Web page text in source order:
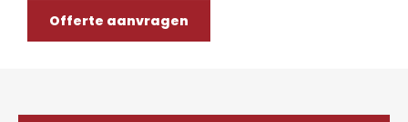
Offerte aanvragen